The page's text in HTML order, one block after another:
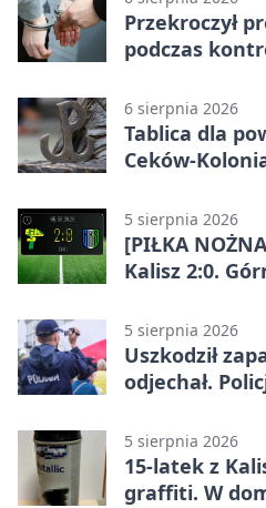
Przekroczył
podczas
6 sierpnia 2026
Tablica dla
Ceków-
5 sierpnia 2026
[PIŁKA
Kalisz 2:0.
5 sierpnia 2026
Uszkodził
odjechał.
5 sierpnia 2026
15-latek z
graffiti. W